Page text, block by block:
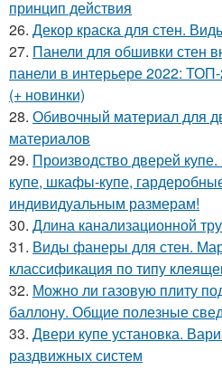
принцип действия
26. Декор краска для стен.
27. Панели для обшивки стен
панели в интерьере 2022:
(+ новинки)
28. Обивочный материал для
материалов
29. Производство дверей
купе, шкафы-купе,
индивидуальным размерам!
30. Длина канализационной
31. Виды фанеры для стен.
классификация по типу
32. Можно ли газовую плиту
баллону. Общие полезные
33. Двери купе установка.
раздвижных систем